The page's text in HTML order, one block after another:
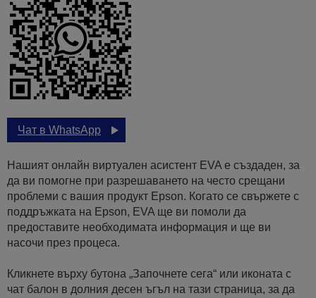
Чат в WhatsApp
Нашият онлайн виртуален асистент EVA е създаден, за
да ви помогне при разрешаването на често срещани
проблеми с вашия продукт Epson. Когато се свържете с
поддръжката на Epson, EVA ще ви помоли да
предоставите необходимата информация и ще ви
насочи през процеса.
Кликнете върху бутона „Започнете сега“ или иконата с
чат балон в долния десен ъгъл на тази страница, за да